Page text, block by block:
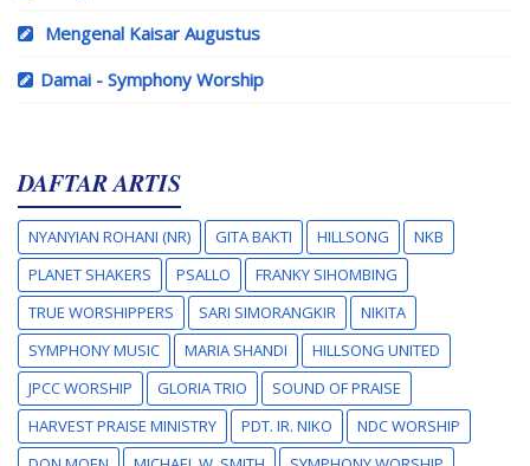
Mengenal Kaisar Augustus
Damai - Symphony Worship
DAFTAR ARTIS
NYANYIAN ROHANI (NR) GITA BAKTI HILLSONG
NKB
PLANET SHAKERS
PSALLO
FRANKY SIHOMBING
TRUE WORSHIPPERS
SARI SIMORANGKIR
NIKITA
SYMPHONY MUSIC
MARIA SHANDI
HILLSONG UNITED
JPCC WORSHIP
GLORIA TRIO
SOUND OF PRAISE
HARVEST PRAISE MINISTRY
PDT. IR. NIKO
NDC WORSHIP